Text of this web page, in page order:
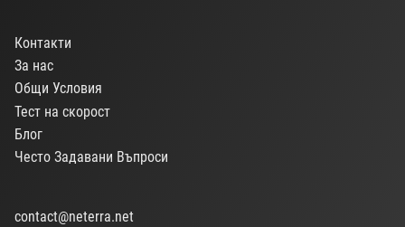
Контакти
За нас
Общи Условия
Тест на скорост
Блог
Често Задавани Въпроси
contact@neterra.net